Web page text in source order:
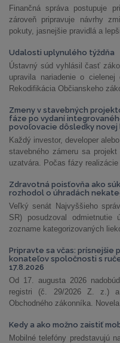
Finančná správa postupuje
zároveň pripravuje návrhy
pokuty, jasnejšie pravidlá a
Udalosti uplynulého týždňa
Ústavný súd vyhlásil časť
upravila nariadenie o cielenej
Rekodifikácia Občianskeho
Zmeny v stavebných
fáze po vydaní
povoľovacie dôsledky novej
Každý investor, developer
stavebného zámeru sa
uzatvára. Počas fázy realizácie
Zdravotná poisťovňa ako
rozhodol o úhradách
Veľký senát Najvyššieho
SR) posudzoval
zozname kategorizovaných
Pripravte sa včas: prísnejšie
konateľov spoločnosti s
17.8.2026
Od 17. augusta 2026
registri (č. 29/2026 Z. z.)
Obchodného zákonníka.
Kedy a ako možno zaistiť
Mobilné telefóny predstavujú